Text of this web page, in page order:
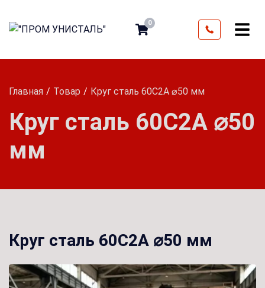
0
Главная Товар Круг сталь 60С2А ⌀50 мм
Круг сталь 60С2А ⌀50
мм
Круг сталь 60С2А ⌀50 мм